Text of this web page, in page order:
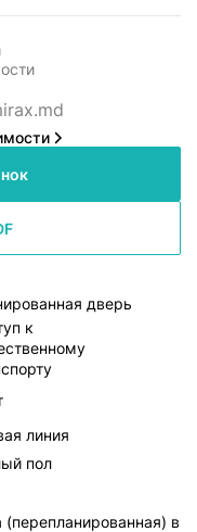
дверь
к
линия
пол
в